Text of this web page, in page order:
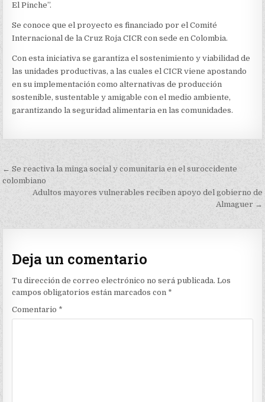
El Pinche”.
Se conoce que el proyecto es financiado por el Comité
Internacional de la Cruz Roja CICR con sede en Colombia.
Con esta iniciativa se garantiza el sostenimiento y viabilidad de
las unidades productivas, a las cuales el CICR viene apostando
en su implementación como alternativas de producción
sostenible, sustentable y amigable con el medio ambiente,
garantizando la seguridad alimentaria en las comunidades.
Navegación
de
← Se reactiva la minga social y comunitaria en el suroccidente
colombiano
Adultos mayores vulnerables reciben apoyo del gobierno de
Almaguer →
Deja un comentario
Tu dirección de correo electrónico no será publicada. Los
campos obligatorios están marcados con *
Comentario *